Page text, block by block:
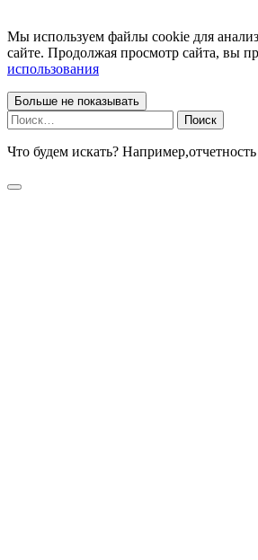
Мы используем файлы cookie для
сайте. Продолжая просмотр сайта, вы
использования
Больше не показывать
Найти:
Что будем искать? Например,отчетность